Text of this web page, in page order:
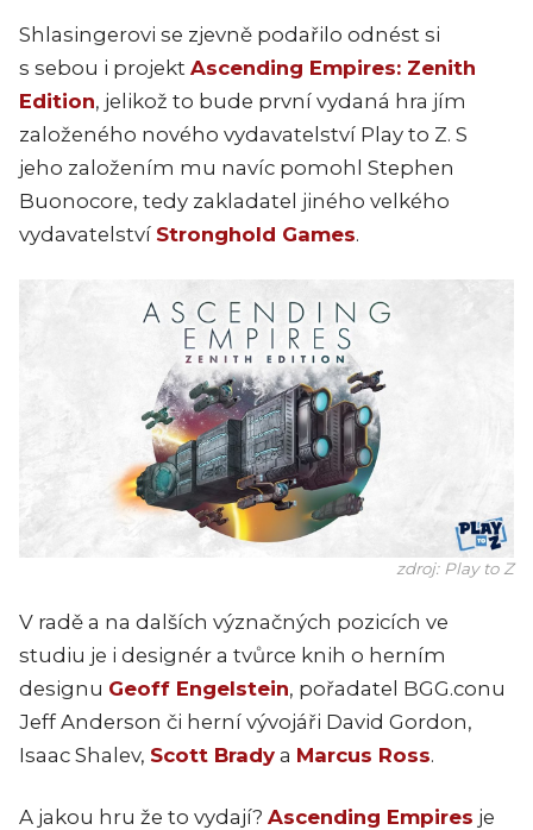
Shlasingerovi se zjevně podařilo odnést si
s sebou i projekt Ascending Empires: Zenith
Edition, jelikož to bude první vydaná hra jím
založeného nového vydavatelství Play to Z. S
jeho založením mu navíc pomohl Stephen
Buonocore, tedy zakladatel jiného velkého
vydavatelství Stronghold Games.
zdroj: Play to Z
V radě a na dalších význačných pozicích ve
studiu je i designér a tvůrce knih o herním
designu Geoff Engelstein, pořadatel BGG.conu
Jeff Anderson či herní vývojáři David Gordon,
Isaac Shalev, Scott Brady a Marcus Ross.
A jakou hru že to vydají? Ascending Empires je